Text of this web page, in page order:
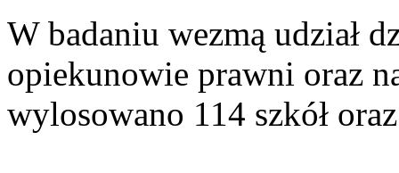
W badaniu wezmą udział
opiekunowie prawni oraz
wylosowano 114 szkół